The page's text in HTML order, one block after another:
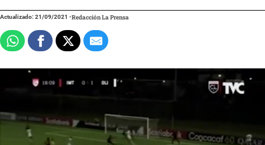
Actualizado: 21/09/2021 -Redacción La Prensa